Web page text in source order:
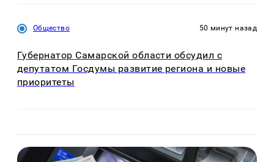
Общество 50 минут назад
Губернатор Самарской области обсудил с
депутатом Госдумы развитие региона и новые
приоритеты